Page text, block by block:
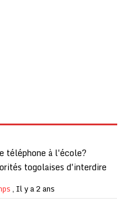
téléphone à l'école?
togolaises d'interdire
, Il y a 2 ans